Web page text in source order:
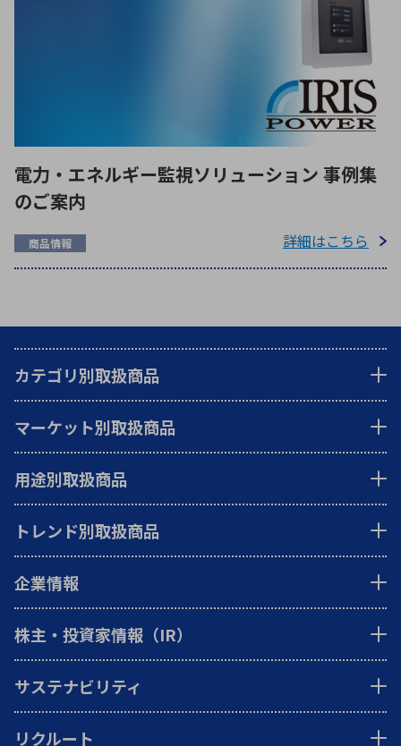
電力・エネルギー監視ソリューション 事例集
のご案内
商品情報 詳細はこちら
カテゴリ別取扱商品
マーケット別取扱商品
用途別取扱商品
トレンド別取扱商品
企業情報
株主・投資家情報（IR）
サステナビリティ
リクルート